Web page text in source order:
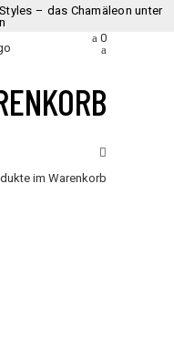
– das Chamäleon unter
0
im Warenkorb